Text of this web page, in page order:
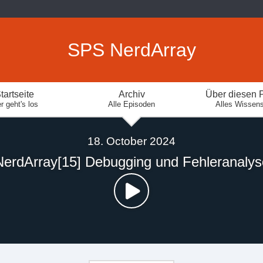
SPS NerdArray
geht's los
Archiv
Alle Episoden
Über diesen
Alles
18. October 2024
Debugging und